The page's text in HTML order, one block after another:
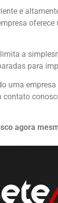
e
a
para
uma
contato
agora